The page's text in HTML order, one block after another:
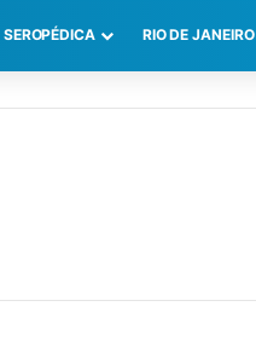
SEROPÉDICA RIO DE JANEIRO